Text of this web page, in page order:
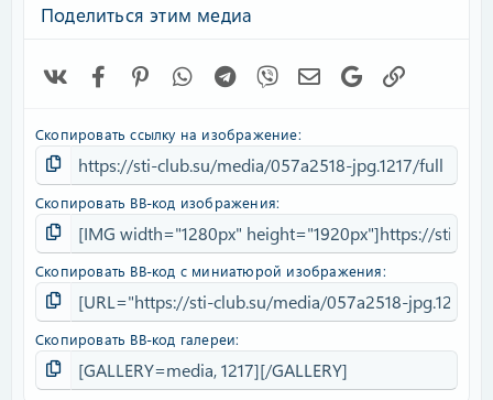
Поделиться этим медиа
FacebookPinterestWhatsAppTelegram
Viber Электронная почта
Google
Скопировать ссылку на изображение
Скопировать BB-код изображения
Скопировать BB-код с миниатюрой изображения
Скопировать BB-код галереи